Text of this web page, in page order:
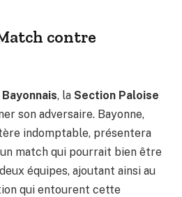
contre
, la Section Paloise
son adversaire. Bayonne,
indomptable, présentera
match qui pourrait bien être
équipes, ajoutant ainsi au
qui entourent cette